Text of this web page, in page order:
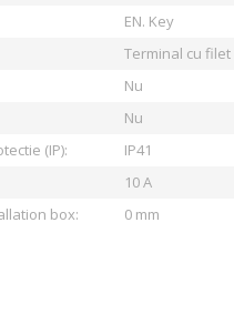
EN. Key
Terminal cu filet
Nu
Nu
(IP):
IP41
10 A
box:
0 mm